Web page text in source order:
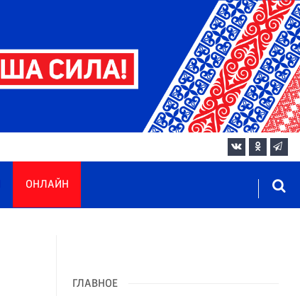
ОНЛАЙН
ГЛАВНОЕ